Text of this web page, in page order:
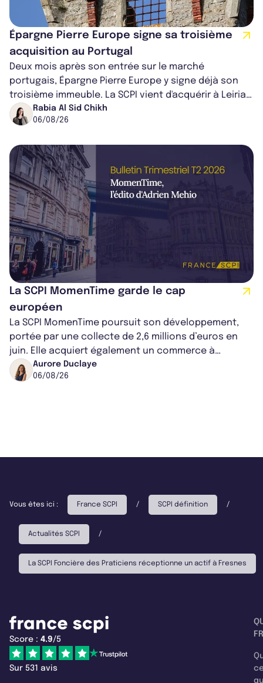
Épargne Pierre Europe signe sa troisième
acquisition au Portugal
Deux mois après son entrée sur le marché
portugais, Épargne Pierre Europe y signe déjà son
troisième immeuble. La SCPI vient d'acquérir à Leiria,
dans le centre du pays, un établis...
Rabia Al Sid Chikh
06/08/26
La SCPI MomenTime garde le cap
européen
La SCPI MomenTime poursuit son développement,
portée par une collecte de 2,6 millions d’euros en
juin. Elle acquiert également un commerce à
Worcester, place une plateforme logisti...
Aurore Duclaye
06/08/26
Vous êtes ici : France SCPI / SCPI définition /
Actualités SCPI /
La SCPI Foncière des Praticiens réceptionne un actif à Fresnes
Score : 4.9/5
Sur 531 avis